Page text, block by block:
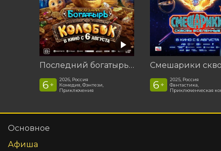
Последний богатырь. Колобок
6 +
2026, Россия
Комедия, Фэнтези,
Приключения
6 +
2025, Россия
Фантастика,
Приключенческая
Основное
Афиша